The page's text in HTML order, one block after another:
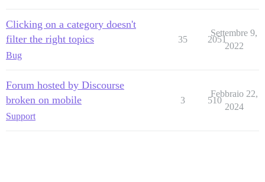
Clicking on a category doesn't
filter the right topics
Bug
35 2051
Settembre 9,
2022
Forum hosted by Discourse
broken on mobile
Support
3 510
Febbraio 22,
2024